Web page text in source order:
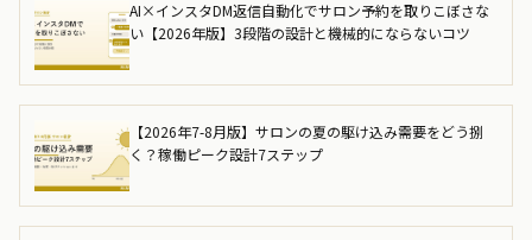
AI×インスタDM返信自動化でサロン予約を取りこぼさな
い【2026年版】3段階の設計と機械的にならないコツ
【2026年7-8月版】サロンの夏の駆け込み需要をどう捌
く？稼働ピーク設計7ステップ